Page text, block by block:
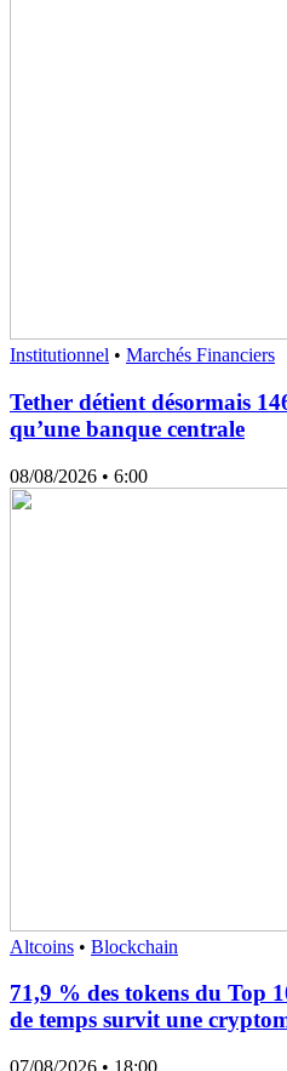
Institutionnel • Marchés Financiers
Tether détient désormais
qu’une banque centrale
08/08/2026 • 6:00
Altcoins • Blockchain
71,9 % des tokens du Top
de temps survit une